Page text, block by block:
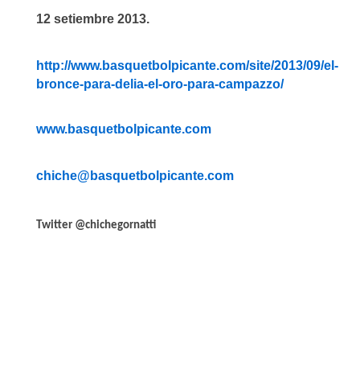
12 setiembre 2013.
http://www.basquetbolpicante.com/site/2013/09/el-
bronce-para-delia-el-oro-para-campazzo/
www.basquetbolpicante.com
chiche@basquetbolpicante.com
Twitter @chichegornatti